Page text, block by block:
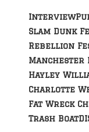
Interview
Slam Dunk
Rebellion
Manchester
Hayley
Charlotte
Fat Wreck
Trash Boat